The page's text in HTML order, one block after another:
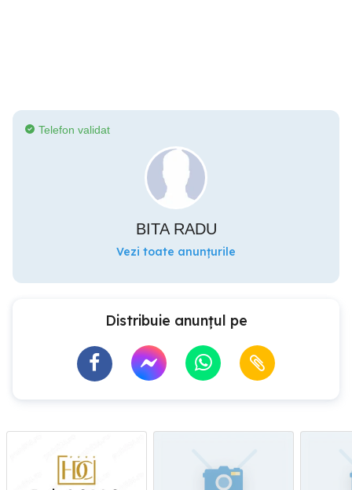
Telefon validat
BITA RADU
Vezi toate anunțurile
Distribuie anunțul pe